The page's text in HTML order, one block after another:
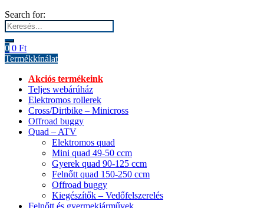
Search for:
0 0 Ft
Termékkínálat
Akciós termékeink
Teljes webárúház
Elektromos rollerek
Cross/Dirtbike – Minicross
Offroad buggy
Quad – ATV
Elektromos quad
Mini quad 49-50 ccm
Gyerek quad 90-125 ccm
Felnőtt quad 150-250 ccm
Offroad buggy
Kiegészítők – Vedőfelszerelés
Felnőtt és gyermekjárművek